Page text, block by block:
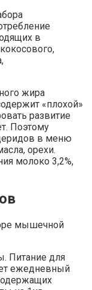
в
жира
«плохой»
развитие
Поэтому
в меню
орехи.
молоко 3,2%,
Питание для
ежедневный